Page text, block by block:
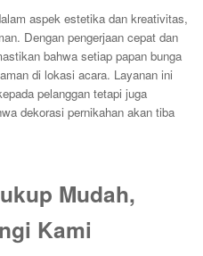
aspek estetika dan kreativitas,
Dengan pengerjaan cepat dan
bahwa setiap papan bunga
di lokasi acara. Layanan ini
pelanggan tetapi juga
dekorasi pernikahan akan tiba
Mudah,
Kami